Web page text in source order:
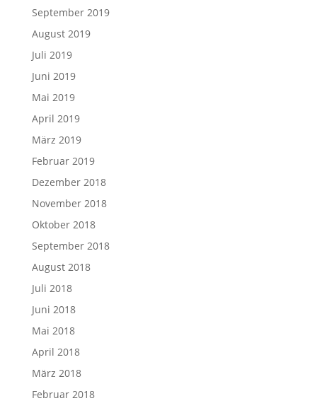
September 2019
August 2019
Juli 2019
Juni 2019
Mai 2019
April 2019
März 2019
Februar 2019
Dezember 2018
November 2018
Oktober 2018
September 2018
August 2018
Juli 2018
Juni 2018
Mai 2018
April 2018
März 2018
Februar 2018